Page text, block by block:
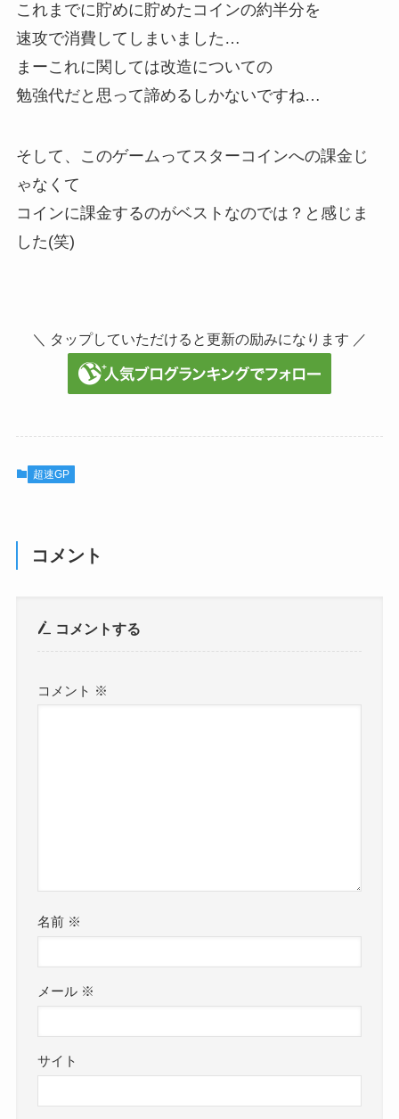
これまでに貯めに貯めたコインの約半分を
速攻で消費してしまいました…
まーこれに関しては改造についての
勉強代だと思って諦めるしかないですね…
そして、このゲームってスターコインへの課金じ
ゃなくて
コインに課金するのがベストなのでは？と感じま
した(笑)
＼ タップしていただけると更新の励みになります ／
超速GP
コメント
コメントする
コメント ※
名前 ※
メール ※
サイト